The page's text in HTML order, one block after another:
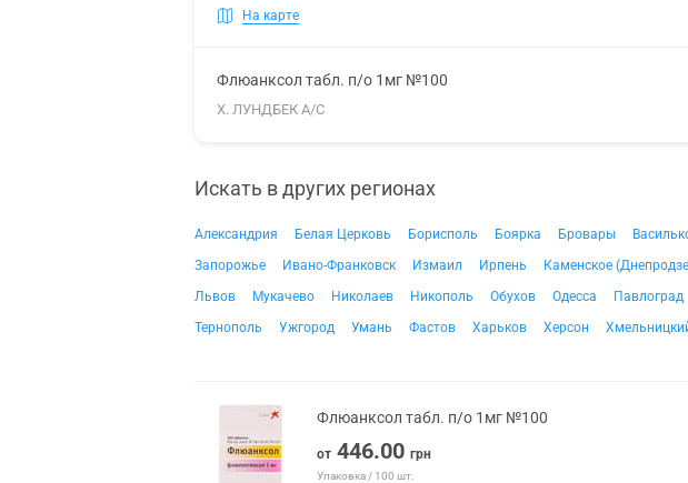
На карте
Флюанксол табл. п/о 1мг №100
Х. ЛУНДБЕК А/С
Искать в других регионах
Александрия Белая Церковь Борисполь Боярка Бровары
Запорожье
Ивано-Франковск Измаил Ирпень Каменское
Львов
Мукачево Николаев Никополь Обухов Одесса Павлоград
Тернополь
Ужгород Умань Фастов Харьков Херсон
Флюанксол табл. п/о 1мг №100
от 446.00 грн
Упаковка / 100 шт.